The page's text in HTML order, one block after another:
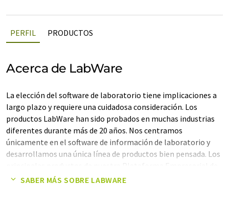
PERFIL PRODUCTOS
Acerca de LabWare
La elección del software de laboratorio tiene implicaciones a
largo plazo y requiere una cuidadosa consideración. Los
productos LabWare han sido probados en muchas industrias
diferentes durante más de 20 años. Nos centramos
únicamente en el software de información de laboratorio y
desarrollamos una única línea de productos bien pensada. Los
Laboratorio (ELP) son LabWare LIMS y LabWare ELN.
SABER MÁS SOBRE LABWARE